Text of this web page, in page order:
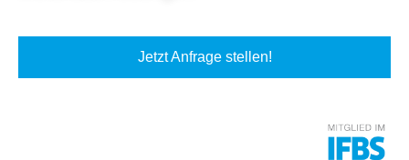
Jetzt Anfrage stellen!